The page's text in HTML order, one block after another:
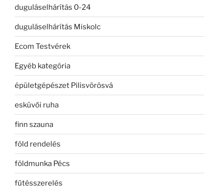
duguláselhárítás 0-24
duguláselhárítás Miskolc
Ecom Testvérek
Egyéb kategória
épületgépészet Pilisvörösvá
esküvői ruha
finn szauna
föld rendelés
földmunka Pécs
fűtésszerelés